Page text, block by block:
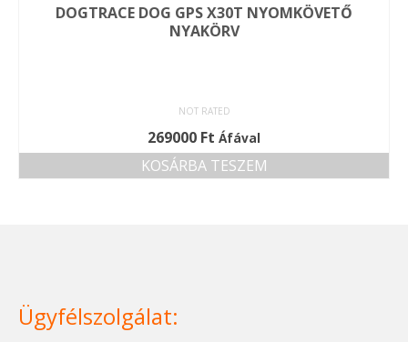
DOGTRACE DOG GPS X30T NYOMKÖVETŐ
NYAKÖRV
NOT RATED
269000 Ft Áfával
KOSÁRBA TESZEM
Ügyfélszolgálat: